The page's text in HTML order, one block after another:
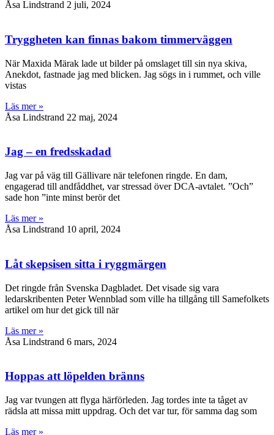
Åsa Lindstrand 2 juli, 2024
Tryggheten kan finnas bakom timmerväggen
När Maxida Märak lade ut bilder på omslaget till sin nya skiva,
Anekdot, fastnade jag med blicken. Jag sögs in i rummet, och ville
vistas
Läs mer »
Åsa Lindstrand 22 maj, 2024
Jag – en fredsskadad
Jag var på väg till Gällivare när telefonen ringde. En dam,
engagerad till andfåddhet, var stressad över DCA-avtalet. ”Och”
sade hon ”inte minst berör det
Läs mer »
Åsa Lindstrand 10 april, 2024
Låt skepsisen sitta i ryggmärgen
Det ringde från Svenska Dagbladet. Det visade sig vara
ledarskribenten Peter Wennblad som ville ha tillgång till Samefolkets
artikel om hur det gick till när
Läs mer »
Åsa Lindstrand 6 mars, 2024
Hoppas att löpelden bränns
Jag var tvungen att flyga härförleden. Jag tordes inte ta tåget av
rädsla att missa mitt uppdrag. Och det var tur, för samma dag som
Läs mer »